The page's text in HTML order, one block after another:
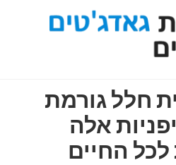
חלל גורמת
אלה
החיים